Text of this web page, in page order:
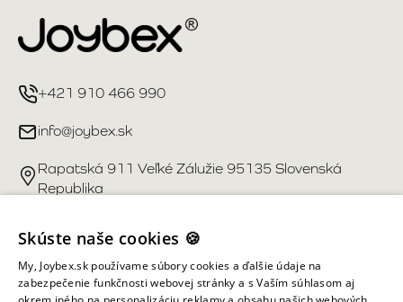
+421 910 466 990
info@joybex.sk
Rapatská 911 Veľké Zálužie 95135 Slovenská
Republika
Užitočné odkazy
Účet
Skúste naše cookies 🍪
My, Joybex.sk používame súbory cookies a ďalšie údaje na
zabezpečenie funkčnosti webovej stránky a s Vaším súhlasom aj